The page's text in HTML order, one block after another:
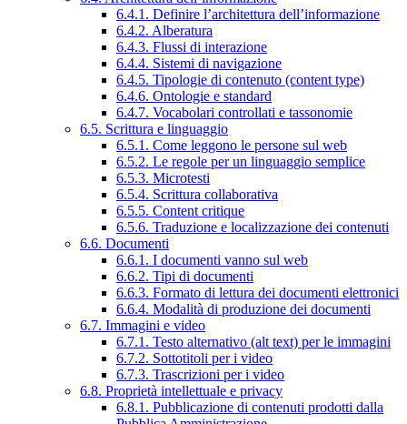
6.4.1. Definire l’architettura dell’informazione
6.4.2. Alberatura
6.4.3. Flussi di interazione
6.4.4. Sistemi di navigazione
6.4.5. Tipologie di contenuto (content type)
6.4.6. Ontologie e standard
6.4.7. Vocabolari controllati e tassonomie
6.5. Scrittura e linguaggio
6.5.1. Come leggono le persone sul web
6.5.2. Le regole per un linguaggio semplice
6.5.3. Microtesti
6.5.4. Scrittura collaborativa
6.5.5. Content critique
6.5.6. Traduzione e localizzazione dei contenuti
6.6. Documenti
6.6.1. I documenti vanno sul web
6.6.2. Tipi di documenti
6.6.3. Formato di lettura dei documenti elettronici
6.6.4. Modalità di produzione dei documenti
6.7. Immagini e video
6.7.1. Testo alternativo (alt text) per le immagini
6.7.2. Sottotitoli per i video
6.7.3. Trascrizioni per i video
6.8. Proprietà intellettuale e privacy
6.8.1. Pubblicazione di contenuti prodotti dalla